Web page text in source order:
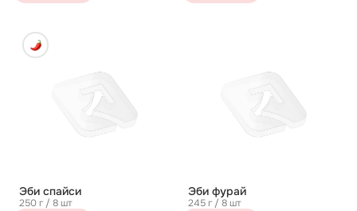
Эби спайси
250 г / 8 шт
Эби фурай
245 г / 8 шт